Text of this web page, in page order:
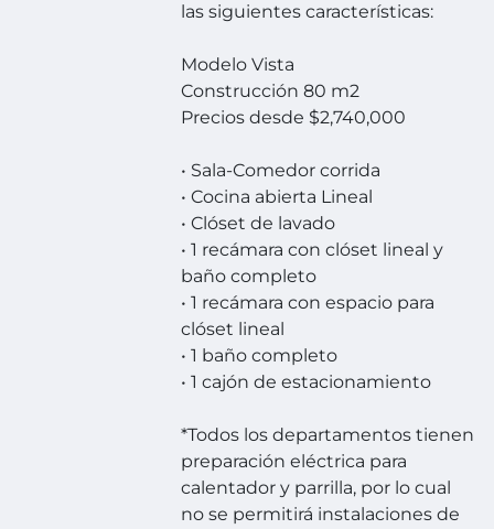
las siguientes características:
Modelo Vista
Construcción 80 m2
Precios desde $2,740,000
• Sala-Comedor corrida
• Cocina abierta Lineal
• Clóset de lavado
• 1 recámara con clóset lineal y
baño completo
• 1 recámara con espacio para
clóset lineal
• 1 baño completo
• 1 cajón de estacionamiento
*Todos los departamentos tienen
preparación eléctrica para
calentador y parrilla, por lo cual
no se permitirá instalaciones de